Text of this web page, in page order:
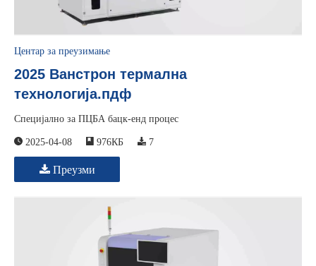
Центар за преузимање
2025 Ванстрон термална
технологија.пдф
Специјално за ПЦБА бацк-енд процес
2025-04-08 976КБ 7
Преузми